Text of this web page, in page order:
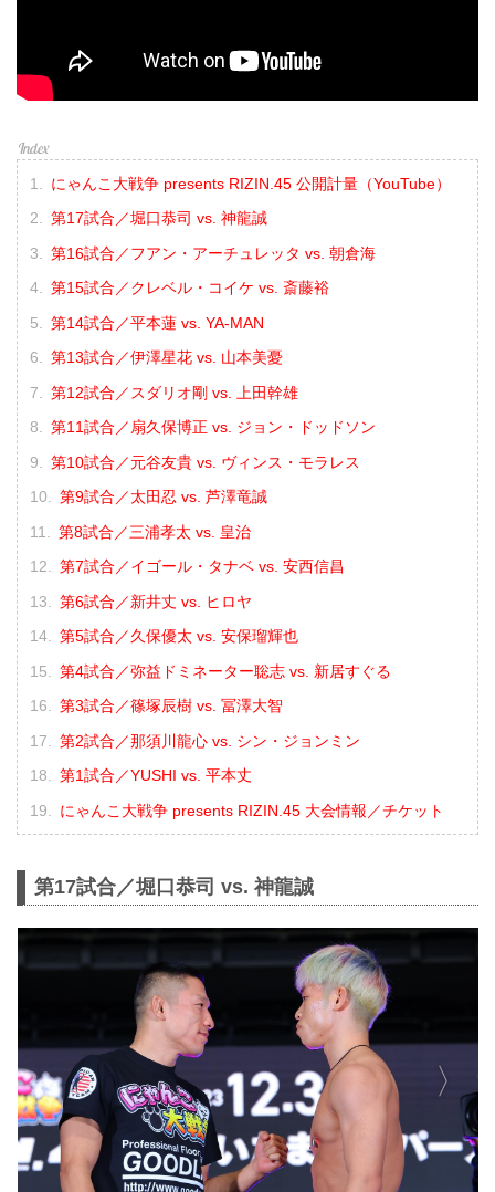
にゃんこ大戦争 presents RIZIN.45 公開計量（YouTube）
第17試合／堀口恭司 vs. 神龍誠
第16試合／フアン・アーチュレッタ vs. 朝倉海
第15試合／クレベル・コイケ vs. 斎藤裕
第14試合／平本蓮 vs. YA-MAN
第13試合／伊澤星花 vs. 山本美憂
第12試合／スダリオ剛 vs. 上田幹雄
第11試合／扇久保博正 vs. ジョン・ドッドソン
第10試合／元谷友貴 vs. ヴィンス・モラレス
第9試合／太田忍 vs. 芦澤竜誠
第8試合／三浦孝太 vs. 皇治
第7試合／イゴール・タナベ vs. 安西信昌
第6試合／新井丈 vs. ヒロヤ
第5試合／久保優太 vs. 安保瑠輝也
第4試合／弥益ドミネーター聡志 vs. 新居すぐる
第3試合／篠塚辰樹 vs. 冨澤大智
第2試合／那須川龍心 vs. シン・ジョンミン
第1試合／YUSHI vs. 平本丈
にゃんこ大戦争 presents RIZIN.45 大会情報／チケット
第17試合／堀口恭司 vs. 神龍誠